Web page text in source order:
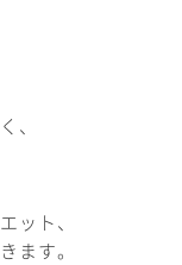
、
ット、
ます。